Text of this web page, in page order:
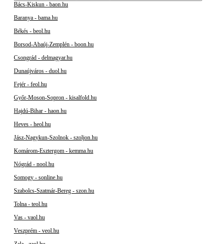
Bács-Kiskun - baon.hu
Baranya - bama.hu
Békés - beol.hu
Borsod-Abaúj-Zemplén - boon.hu
Csongrád - delmagyar.hu
Dunaújváros - duol.hu
Fejér - feol.hu
Győr-Moson-Sopron - kisalfold.hu
Hajdú-Bihar - haon.hu
Heves - heol.hu
Jász-Nagykun-Szolnok - szoljon.hu
Komárom-Esztergom - kemma.hu
Nógrád - nool.hu
Somogy - sonline.hu
Szabolcs-Szatmár-Bereg - szon.hu
Tolna - teol.hu
Vas - vaol.hu
Veszprém - veol.hu